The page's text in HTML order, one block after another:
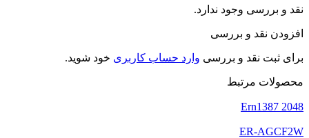
نقد و بررسی وجود ندارد.
افزودن نقد و بررسی
برای ثبت نقد و بررسی وارد حساب کاربری خود شوید.
محصولات مرتبط
Ern1387 2048
ER-AGCF2W